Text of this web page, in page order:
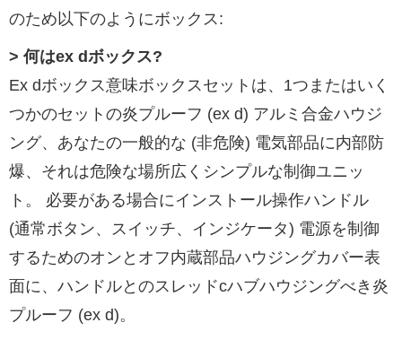
のため以下のようにボックス:
> 何はex dボックス?
Ex dボックス意味ボックスセットは、1つまたはいく
つかのセットの炎プルーフ (ex d) アルミ合金ハウジ
ング、あなたの一般的な (非危険) 電気部品に内部防
爆、それは危険な場所広くシンプルな制御ユニッ
ト。 必要がある場合にインストール操作ハンドル
(通常ボタン、スイッチ、インジケータ) 電源を制御
するためのオンとオフ内蔵部品ハウジングカバー表
面に、ハンドルとのスレッドcハブハウジングべき炎
プルーフ (ex d)。